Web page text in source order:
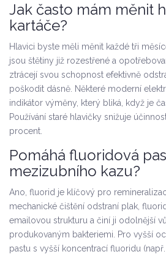
Jak často mám měnit
kartáče?
Hlavici byste měli měnit každé tři
jsou štětiny již rozestřené a
ztrácejí svou schopnost efektivně
poškodit dásně. Některé moderní
indikátor výměny, který bliká, když je
Používání staré hlavičky snižuje
procent.
Pomáhá fluoridová
mezizubního kazu?
Ano, fluorid je klíčový pro
mechanické čištění odstraní plak,
emailovou strukturu a činí ji odolnější
produkovaným bakteriemi. Pro vyšší
pastu s vyšší koncentrací fluoridu